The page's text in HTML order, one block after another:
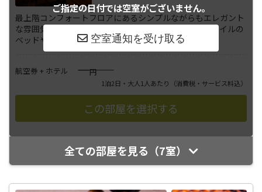
ご指定の日付では空室がございません。
最上階コンフォートフロアにあるシンプルながらもエレガント
な雰囲気のツインルームです。清潔感溢れるデュベスタイルの
ベッドや、液晶薄型テレビ・D... さらに表示
航空券 + ホテル ――――円
1泊2日・大人1人あたり （消費税・サービス料込）
全ての部屋を見る（7室）